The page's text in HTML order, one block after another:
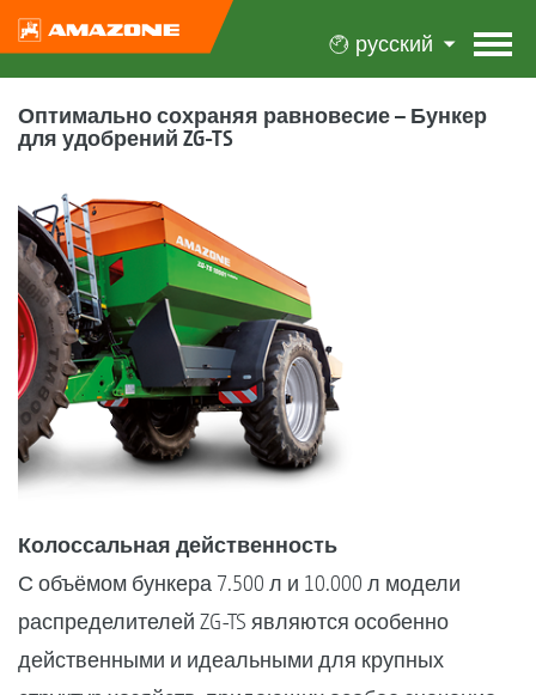
русский
Оптимально сохраняя равновесие – Бункер
для удобрений ZG-TS
Колоссальная действенность
С объёмом бункера 7.500 л и 10.000 л модели
распределителей ZG-TS являются особенно
действенными и идеальными для крупных